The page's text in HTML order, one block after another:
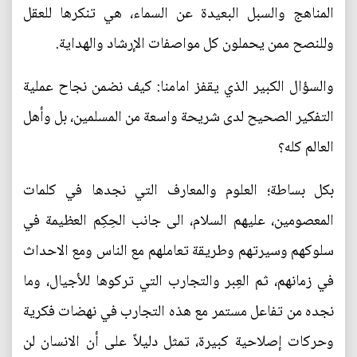
المناهج والسبل البعيدة عن السماء، هي تنكرها للعقل
وللنصح ممن يحملون كل مواصفات الإرشاد والهداية.
والسؤال الكبير الذي يقفز امامنا: كيف نضمن نجاح عملية
التفكير الصحيح لدى شريحة واسعة من المسلمين، بل وأهل
العالم كله؟
بكل بساطة؛ العلوم والمعارف التي نجدها في كلمات
المعصومين، عليهم السلام، الى جانب الحِكِم العظيمة في
سلوكهم وسيرتهم وطريقة تعاملهم مع الناس ومع الاحداث
في زمانهم، ثم العِبر والتجارب التي تركوها للأجيال، وما
نجده من تفاعل مستمر مع هذه التجارب في نهضات فكرية
وحركات إصلاحية كبيرة، تمثل دليلاً على أن الانسان لن